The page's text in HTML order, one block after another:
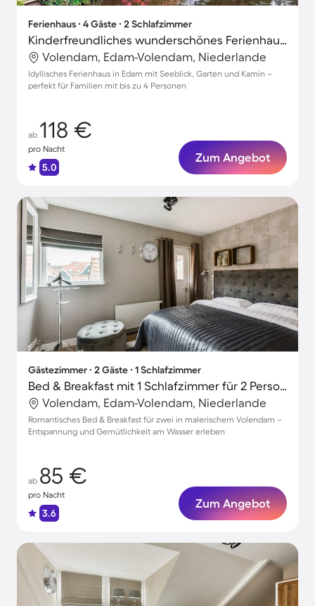
Ferienhaus ∙ 4 Gäste ∙ 2 Schlafzimmer
Kinderfreundliches wunderschönes Ferienhaus mit Terrasse, Grill und Garten | Seeblick
Volendam, Edam-Volendam, Niederlande
Idyllisches Ferienhaus in Edam mit Seeblick, Garten und Kamin –
perfekt für Familien mit bis zu 4 Personen
ab 118 €
pro Nacht
5.0
Zum Angebot
Gästezimmer ∙ 2 Gäste ∙ 1 Schlafzimmer
Bed & Breakfast mit 1 Schlafzimmer für 2 Personen
Volendam, Edam-Volendam, Niederlande
Romantisches Bed & Breakfast für zwei in malerischem Volendam –
Entspannung und Gemütlichkeit am Wasser erleben
ab 85 €
pro Nacht
3.6
Zum Angebot